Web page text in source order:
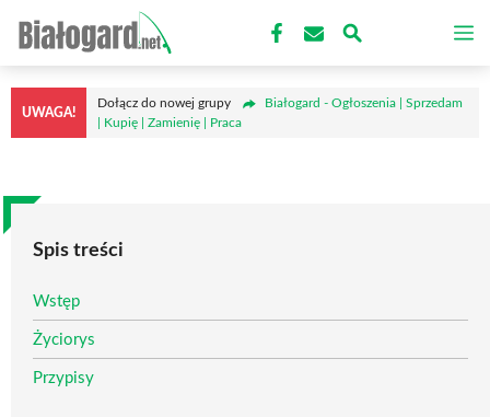
treści
UWAGA!
Dołącz do nowej grupy
Białogard - Ogłoszenia | Sprzedam
| Kupię | Zamienię | Praca
Spis treści
Wstęp
Życiorys
Przypisy